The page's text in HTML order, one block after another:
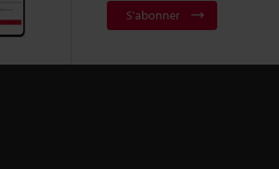
S'abonner